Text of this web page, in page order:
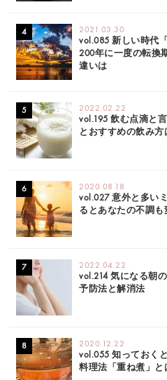
2021.03.30
vol.085 新しい時代
200年に一度の転換
違いは
2022.02.22
vol.195 飲む点滴と
とおすすめの飲み方
2020.08.18
vol.027 意外と多い
るとあなたの不調も
2022.04.22
vol.214 気になる朝
予防法と解消法
2020.12.22
vol.055 知っておく
料理法「重ね煮」と